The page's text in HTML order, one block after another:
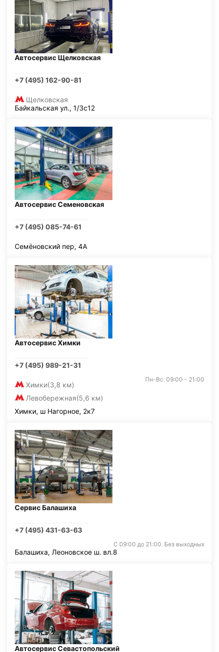
Автосервис Щелковская
+7 (495) 162-90-81
Щелковская
Байкальская ул., 1/3с12
Автосервис Семеновская
+7 (495) 085-74-61
Семёновский пер, 4А
Автосервис Химки
+7 (495) 989-21-31
Химки(3,8 км)
Левобережная(5,6 км)
Пн-Вс: 09:00 - 21:00
Химки, ш Нагорное, 2к7
Сервис Балашиха
+7 (495) 431-63-63
С 09:00 до 21:00. Без выходных
Балашиха, Леоновское ш. вл.8
Автосервис Севастопольский